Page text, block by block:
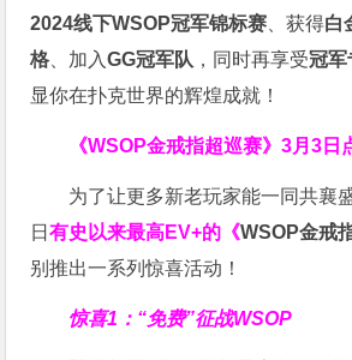
2024线下WSOP冠军锦标赛 、获得白
格 、加入GG冠军队 ，同时再享受冠军
显你在扑克世界的辉煌成就！
《WSOP金戒指超巡赛》3月3日
为了让更多新老玩家能一同共襄
日有史以来最高EV+的《WSOP金戒
别推出一系列惊喜活动！
惊喜1：“免费”征战WSOP